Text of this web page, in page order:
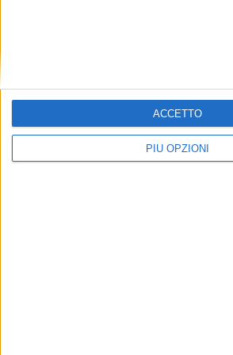
PIÙ OPZIONI
ACCETTO